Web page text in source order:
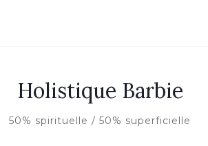
Holistique Barbie
50% spirituelle / 50% superficielle